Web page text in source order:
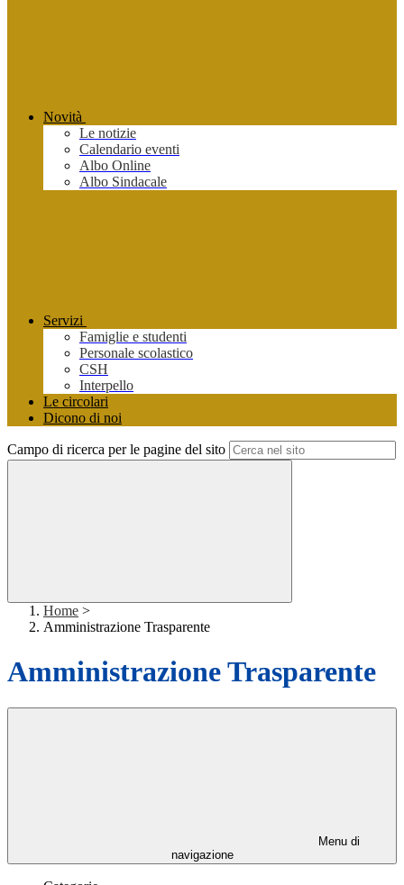
Novità
Le notizie
Calendario eventi
Albo Online
Albo Sindacale
Servizi
Famiglie e studenti
Personale scolastico
CSH
Interpello
Le circolari
Dicono di noi
Campo di ricerca per le pagine del sito
Home >
Amministrazione Trasparente
Amministrazione Trasparente
Menu di
navigazione